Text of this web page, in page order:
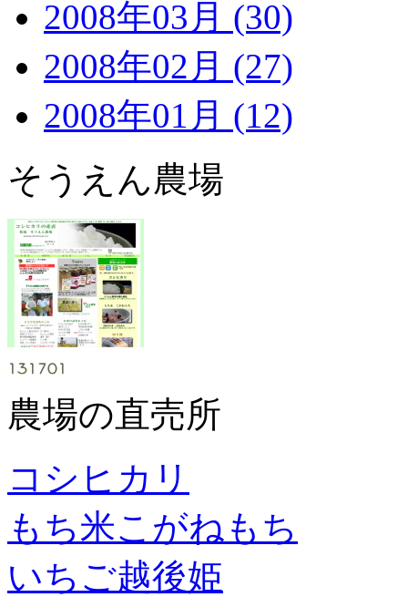
2008年03月 (30)
2008年02月 (27)
2008年01月 (12)
そうえん農場
農場の直売所
コシヒカリ
もち米こがねもち
いちご越後姫